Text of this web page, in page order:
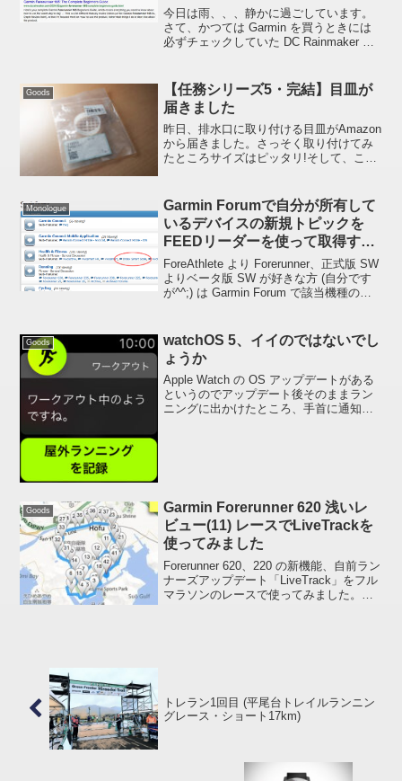
Review」
今日は雨、、、静かに過ごしています。
さて、かつては Garmin を買うときには
必ずチェックしていた DC Rainmaker さ
参考になります。昔より動画もテンコ盛
り...
Goods
【任務シリーズ5・完結】目皿が
届きました
昨日、排水口に取り付ける目皿がAmazon
から届きました。さっそく取り付けてみ
たところサイズはピッタリ!そして、この
がなく使えました、やったぜ。188円、あ
りがたし(笑...
Monologue
Garmin Forumで自分が所有して
いるデバイスの新規トピックを
FEEDリーダーを使って取得する
方法
ForeAthlete より Forerunner、正式版 SW
よりベータ版 SW が好きな方 (自分です
が^^;) は Garmin Forum で該当機種の新
Goods
watchOS 5、イイのではないでし
ょうか
Apple Watch の OS アップデートがある
というのでアップデート後そのままラン
ニングに出かけたところ、手首に通知の
Goods
Garmin Forerunner 620 浅いレ
ビュー(11) レースでLiveTrackを
使ってみました
Forerunner 620、220 の新機能、自前ラン
ナーズアップデート「LiveTrack」をフル
マラソンのレースで使ってみました。
トレラン1回目 (平尾台トレイルランニン
グレース・ショート17km)